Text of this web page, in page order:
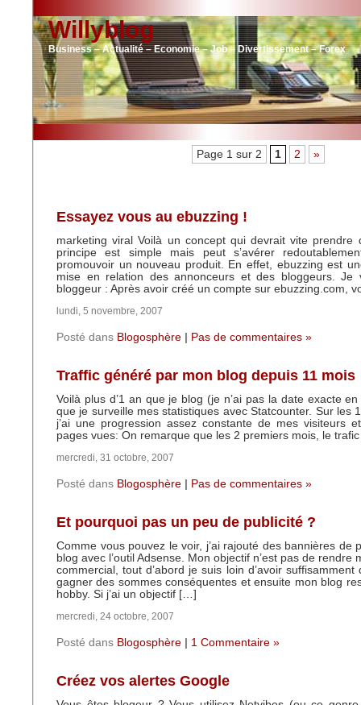
Willyblog
Business – Actualité – Economie – Job – Divertissement – Forex
Page 1 sur 2 1 2 »
Essayez vous au ebuzzing !
marketing viral Voilà un concept qui devrait vite prendre
principe est simple mais peut s’avérer
promouvoir un nouveau produit. En effet, ebuzzing est
mise en relation des annonceurs et des bloggeurs. Je
bloggeur : Après avoir créé un compte sur ebuzzing.com,
lundi, 5 novembre, 2007
Posté dans Blogosphère Pas de commentaires »
Traffic généré par mon blog depuis 11 mois
Voilà plus d’1 an que je blog (je n’ai pas la date exacte
que je surveille mes statistiques avec Statcounter. Sur les
j’ai une progression assez constante de mes visiteurs
pages vues: On remarque que les 2 premiers mois, le
mercredi, 31 octobre, 2007
Posté dans Blogosphère Pas de commentaires »
Et pourquoi pas un peu de publicité ?
Comme vous pouvez le voir, j’ai rajouté des bannières de
blog avec l’outil Adsense. Mon objectif n’est pas de rendre
commercial, tout d’abord je suis loin d’avoir suffisamment
gagner des sommes conséquentes et ensuite mon blog
hobby. Si j’ai un objectif […]
mercredi, 24 octobre, 2007
Posté dans Blogosphère 1 Commentaire »
Créez vos alertes Google